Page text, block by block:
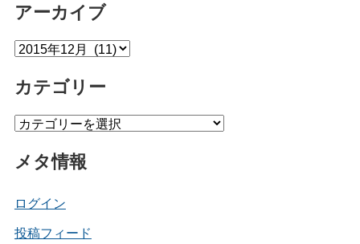
アーカイブ
ア
カ
ブ
カテゴリー
カ
ゴ
ー
メタ情報
ログイン
投稿フィード